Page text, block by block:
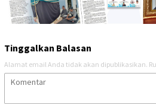
Tinggalkan Balasan
Alamat email Anda tidak akan dipublikasikan.